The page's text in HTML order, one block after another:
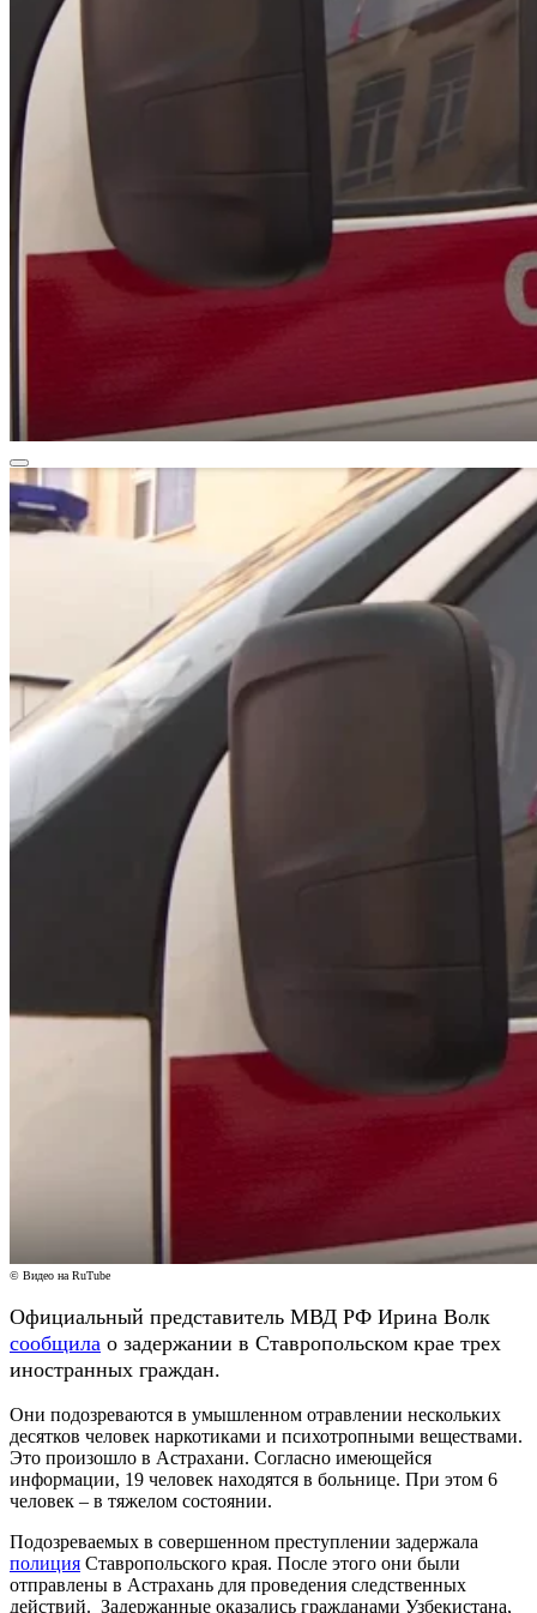
© Видео на RuTube
Официальный представитель МВД РФ Ирина Волк
сообщила о задержании в Ставропольском крае трех
иностранных граждан.
Они подозреваются в умышленном отравлении нескольких
десятков человек наркотиками и психотропными веществами.
Это произошло в Астрахани. Согласно имеющейся
информации, 19 человек находятся в больнице. При этом 6
человек – в тяжелом состоянии.
Подозреваемых в совершенном преступлении задержала
полиция Ставропольского края. После этого они были
отправлены в Астрахань для проведения следственных
действий. Задержанные оказались гражданами Узбекистана,